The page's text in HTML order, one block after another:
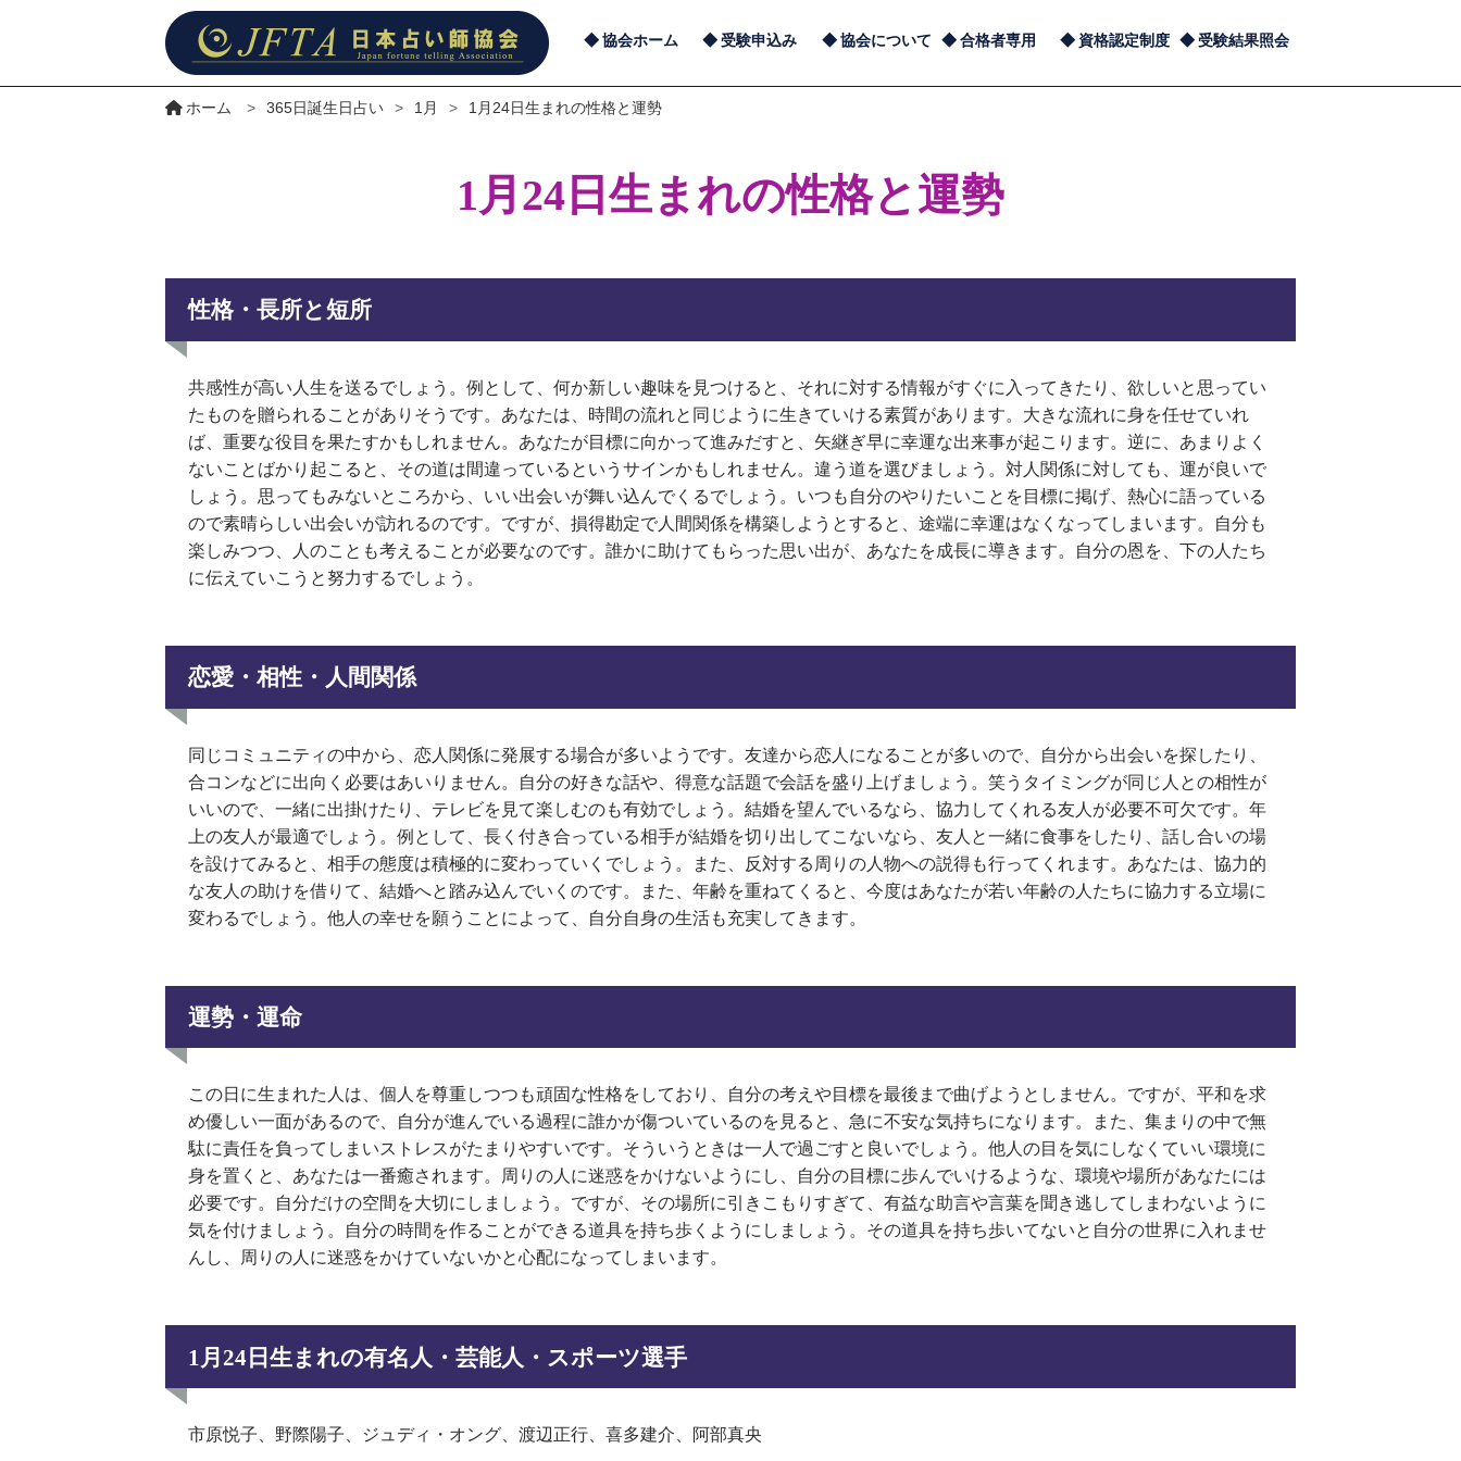
協会ホーム 受験申込み 協会について 合格者専用 資格認定制度 受験結果照会
ホーム > 365日誕生日占い > 1月 > 1月24日生まれの性格と運勢
1月24日生まれの性格と運勢
性格・長所と短所
共感性が高い人生を送るでしょう。例として、何か新しい趣味を見つけると、それに対する情報がすぐに入ってきたり、欲しいと思ってい
たものを贈られることがありそうです。あなたは、時間の流れと同じように生きていける素質があります。大きな流れに身を任せていれ
ば、重要な役目を果たすかもしれません。あなたが目標に向かって進みだすと、矢継ぎ早に幸運な出来事が起こります。逆に、あまりよく
ないことばかり起こると、その道は間違っているというサインかもしれません。違う道を選びましょう。対人関係に対しても、運が良いで
しょう。思ってもみないところから、いい出会いが舞い込んでくるでしょう。いつも自分のやりたいことを目標に掲げ、熱心に語っている
ので素晴らしい出会いが訪れるのです。ですが、損得勘定で人間関係を構築しようとすると、途端に幸運はなくなってしまいます。自分も
楽しみつつ、人のことも考えることが必要なのです。誰かに助けてもらった思い出が、あなたを成長に導きます。自分の恩を、下の人たち
に伝えていこうと努力するでしょう。
恋愛・相性・人間関係
同じコミュニティの中から、恋人関係に発展する場合が多いようです。友達から恋人になることが多いので、自分から出会いを探したり、
合コンなどに出向く必要はあいりません。自分の好きな話や、得意な話題で会話を盛り上げましょう。笑うタイミングが同じ人との相性が
いいので、一緒に出掛けたり、テレビを見て楽しむのも有効でしょう。結婚を望んでいるなら、協力してくれる友人が必要不可欠です。年
上の友人が最適でしょう。例として、長く付き合っている相手が結婚を切り出してこないなら、友人と一緒に食事をしたり、話し合いの場
を設けてみると、相手の態度は積極的に変わっていくでしょう。また、反対する周りの人物への説得も行ってくれます。あなたは、協力的
な友人の助けを借りて、結婚へと踏み込んでいくのです。また、年齢を重ねてくると、今度はあなたが若い年齢の人たちに協力する立場に
変わるでしょう。他人の幸せを願うことによって、自分自身の生活も充実してきます。
運勢・運命
この日に生まれた人は、個人を尊重しつつも頑固な性格をしており、自分の考えや目標を最後まで曲げようとしません。ですが、平和を求
め優しい一面があるので、自分が進んでいる過程に誰かが傷ついているのを見ると、急に不安な気持ちになります。また、集まりの中で無
駄に責任を負ってしまいストレスがたまりやすいです。そういうときは一人で過ごすと良いでしょう。他人の目を気にしなくていい環境に
身を置くと、あなたは一番癒されます。周りの人に迷惑をかけないようにし、自分の目標に歩んでいけるような、環境や場所があなたには
必要です。自分だけの空間を大切にしましょう。ですが、その場所に引きこもりすぎて、有益な助言や言葉を聞き逃してしまわないように
気を付けましょう。自分の時間を作ることができる道具を持ち歩くようにしましょう。その道具を持ち歩いてないと自分の世界に入れませ
んし、周りの人に迷惑をかけていないかと心配になってしまいます。
1月24日生まれの有名人・芸能人・スポーツ選手
市原悦子、野際陽子、ジュディ・オング、渡辺正行、喜多建介、阿部真央